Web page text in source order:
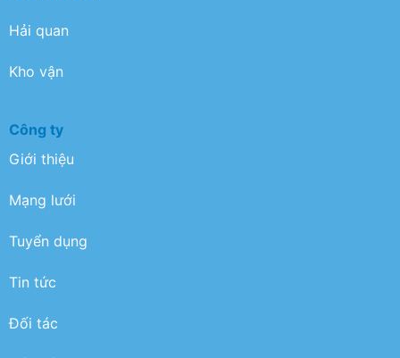
Hải quan
Kho vận
Công ty
Giới thiệu
Mạng lưới
Tuyển dụng
Tin tức
Đối tác